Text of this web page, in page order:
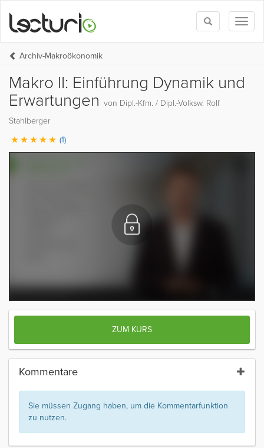
Toggle
search
Archiv-Makroökonomik
Makro II: Einführung Dynamik und
Erwartungen von Dipl.-Kfm. / Dipl.-Volksw. Rolf
Stahlberger
(1)
ZUM KURS
Kommentare
Sie müssen Zugang haben, um die Kommentarfunktion
zu nutzen.